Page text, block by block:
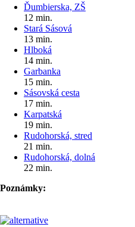
Ďumbierska, ZŠ
12 min.
Stará Sásová
13 min.
Hlboká
14 min.
Garbanka
15 min.
Sásovská cesta
17 min.
Karpatská
19 min.
Rudohorská, stred
21 min.
Rudohorská, dolná
22 min.
Poznámky: